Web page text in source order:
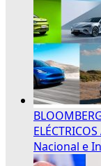
Nacional e